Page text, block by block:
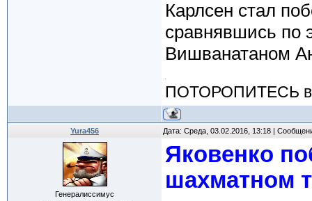
Карлсен стал
сравнявшись по
Вишванатаном
ПОТОРОПИТЕСЬ
Yura456 Дата: Среда, 03.02.2016, 13:18 |
Генералиссимус
Яковенко
шахматном